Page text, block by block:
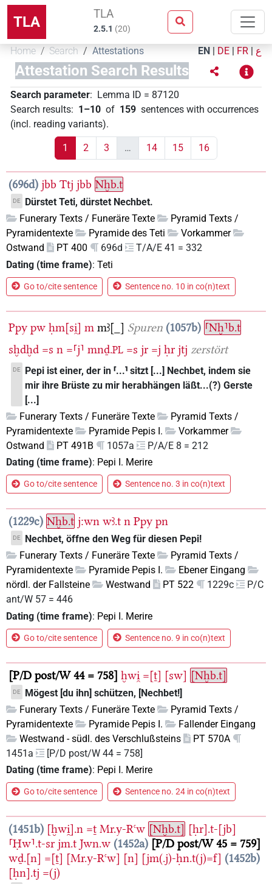
TLA TLA
2.5.1 (20)
Home Search Attestations EN | DE | FR | ع
Attestation Search Results
Search parameter: Lemma ID = 87120
Search results: 1–10 of 159 sentences with occurrences
(incl. reading variants).
1 2 3 … 14 15 16
696d jbb Ttj jbb Nḫb.t
DE
Dürstet Teti, dürstet Nechbet.
Funerary Texts / Funeräre Texte
Pyramid Texts /
Pyramidentexte
Pyramide des Teti
Vorkammer
Ostwand
PT 400 696d
T/A/E 41 = 332
Dating (time frame): Teti
Go to/cite sentence Sentence no. 10 in co(n)text
Ppy pw ḥm[si̯] m mꜣ[_] Spuren 1057b
⸢Nḫ⸣b.t
sḫdḫd =s n =⸢j⸣ mnḏ.PL =s jr =j ḥr jtj zerstört
DE
Pepi ist einer, der in ⸢...⸣ sitzt [...] Nechbet, indem sie
mir ihre Brüste zu mir herabhängen läßt...(?) Gerste
[...]
Funerary Texts / Funeräre Texte
Pyramid Texts /
Pyramidentexte
Pyramide Pepis I.
Vorkammer
Ostwand
PT 491B 1057a
P/A/E 8 = 212
Dating (time frame): Pepi I. Merire
Go to/cite sentence Sentence no. 3 in co(n)text
1229c Nḫb.t j:wn wꜣ.t n Ppy pn
DE
Nechbet, öffne den Weg für diesen Pepi!
Funerary Texts / Funeräre Texte
Pyramid Texts /
Pyramidentexte
Pyramide Pepis I.
Ebener Eingang
nördl. der Fallsteine
Westwand PT 522 1229c
P/C
ant/W 57 = 446
Dating (time frame): Pepi I. Merire
Go to/cite sentence Sentence no. 9 in co(n)text
P/D post/W 44 = 758 ḫwi̯ =[ṯ] [sw] [Nḫb.t]
DE
Mögest [du ihn] schützen, [Nechbet!]
Funerary Texts / Funeräre Texte
Pyramid Texts /
Pyramidentexte
Pyramide Pepis I.
Fallender Eingang
Westwand - südl. des Verschlußsteins
PT 570A
1451a
[P/D post/W 44 = 758]
Dating (time frame): Pepi I. Merire
Go to/cite sentence Sentence no. 24 in co(n)text
1451b [ḫwi̯].n =ṯ Mr.y-Rꜥw [Nḫb.t] [ḥr].t-[jb]
⸢Ḥw⸣.t-sr jm.t Jwn.w 1452a
P/D post/W 45 = 759
wḏ.[n] =[ṯ] [Mr.y-Rꜥw] [n] [jm(.j)-ḥn.t(j)=f]
1452b
[ḥn].tj =(j)